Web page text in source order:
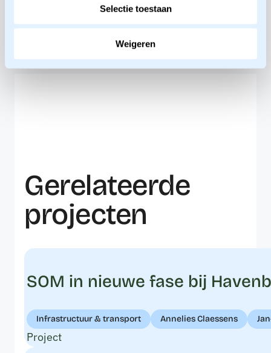
Selectie toestaan
Weigeren
Gerelateerde
projecten
SOM in nieuwe fase bij
Infrastructuur & transport Annelies Claessens
Project